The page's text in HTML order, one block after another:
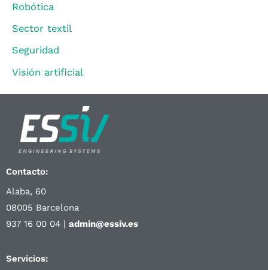
Robótica
Sector textil
Seguridad
Visión artificial
Contacto:
Alaba, 60
08005 Barcelona
937 16 00 04 | admin@essiv.es
Servicios: